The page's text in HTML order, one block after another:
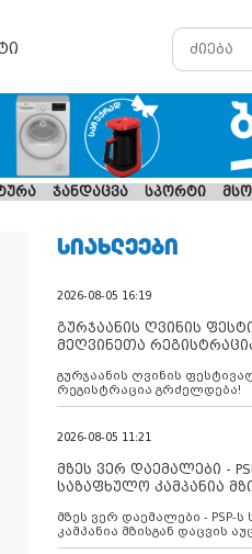
ჯანდაცვა სპორტი
ᲡᲘᲐᲮᲚᲔᲔᲑᲘ
2026-08-05 16:19
გურჯაანის ღვინის
მეღვინეთა
გურჯაანის ღვინის
რეგისტრაცია გრძელდება!
2026-08-05 11:21
მზეს ვერ დაემალები -
საზაფხულო კამპანია
მზეს ვერ დაემალები - PSP-
კამპანია მზისგან დაცვის
გვახსენებს